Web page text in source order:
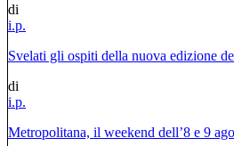
di
i.p.
Svelati gli ospiti della nuova edizione
di
i.p.
Metropolitana, il weekend dell’8 e 9